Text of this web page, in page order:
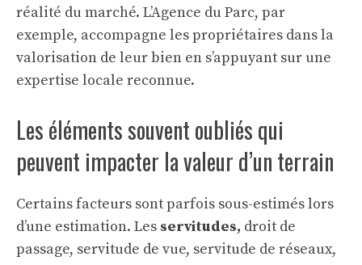
réalité du marché. L’Agence du Parc, par
exemple, accompagne les propriétaires dans la
valorisation de leur bien en s’appuyant sur une
expertise locale reconnue.
Les éléments souvent oubliés qui
peuvent impacter la valeur d’un terrain
Certains facteurs sont parfois sous-estimés lors
d’une estimation. Les servitudes, droit de
passage, servitude de vue, servitude de réseaux,